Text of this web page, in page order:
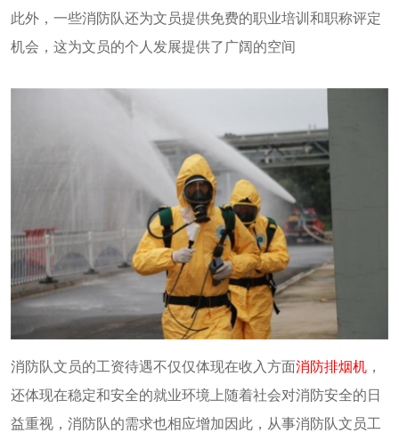
此外，一些消防队还为文员提供免费的职业培训和职称评定
机会，这为文员的个人发展提供了广阔的空间
消防队文员的工资待遇不仅仅体现在收入方面消防排烟机 ，
还体现在稳定和安全的就业环境上随着社会对消防安全的日
益重视，消防队的需求也相应增加因此，从事消防队文员工